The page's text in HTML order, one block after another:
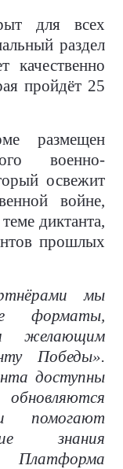
для всех
раздел
качественно
пройдёт 25
размещен
военно-
освежит
войне,
диктанта,
прошлых
мы
форматы,
желающим
Победы».
доступны
помогают
знания
Платформа